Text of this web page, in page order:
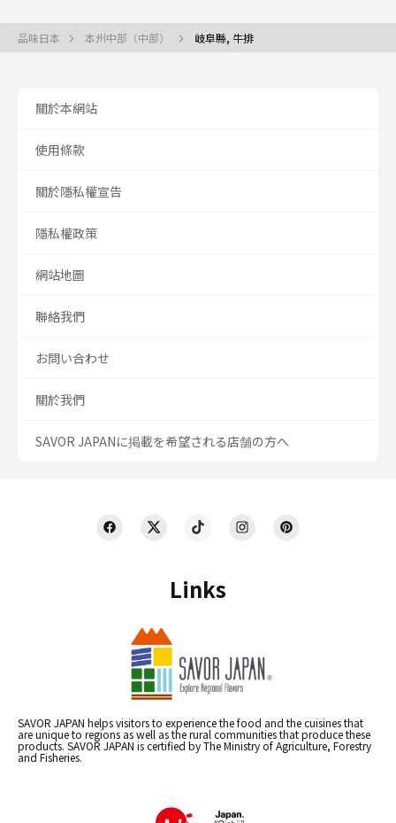
品味日本 本州中部（中部） 岐阜縣, 牛排
Links
SAVOR JAPAN helps visitors to experience the food and the cuisines that
are unique to regions as well as the rural communities that produce these
products. SAVOR JAPAN is certified by The Ministry of Agriculture, Forestry
and Fisheries.
關於本網站
使用條款
關於隱私權宣告
隱私權政策
網站地圖
聯絡我們
お問い合わせ
關於我們
SAVOR JAPANに掲載を希望される店舗の方へ